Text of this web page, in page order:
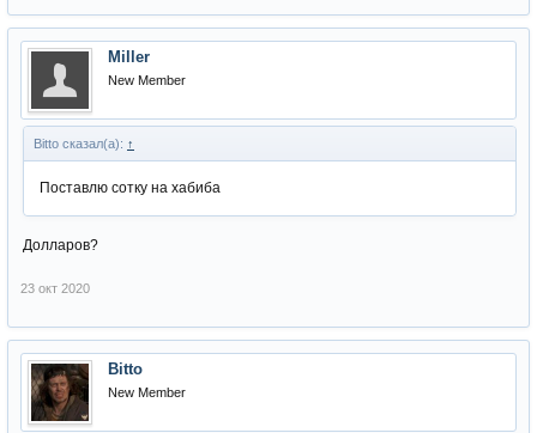
Miller
New Member
Bitto сказал(а): ↑
Поставлю сотку на хабиба
Долларов?
23 окт 2020
Bitto
New Member